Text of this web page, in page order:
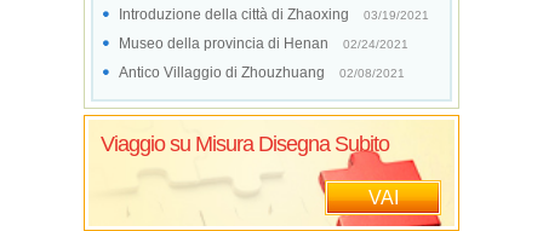
Introduzione della città di Zhaoxing 03/19/2021
Museo della provincia di Henan 02/24/2021
Antico Villaggio di Zhouzhuang 02/08/2021
Viaggio su Misura Disegna Subito
VAI